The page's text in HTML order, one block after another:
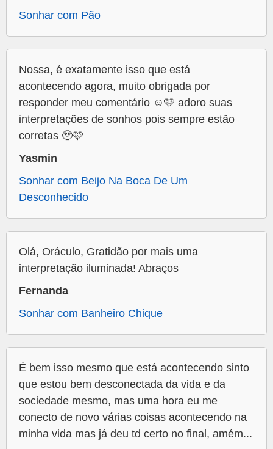
Sonhar com Pão
Nossa, é exatamente isso que está
acontecendo agora, muito obrigada por
responder meu comentário ☺️🩷 adoro suas
interpretações de sonhos pois sempre estão
corretas 🥹🩷
Yasmin
Sonhar com Beijo Na Boca De Um
Desconhecido
Olá, Oráculo, Gratidão por mais uma
interpretação iluminada! Abraços
Fernanda
Sonhar com Banheiro Chique
É bem isso mesmo que está acontecendo sinto
que estou bem desconectada da vida e da
sociedade mesmo, mas uma hora eu me
conecto de novo várias coisas acontecendo na
minha vida mas já deu td certo no final, amém...